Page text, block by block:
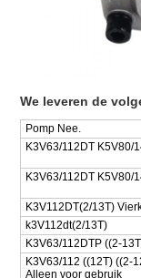
We leveren de
Pomp Nee.
K3V63/112DT K5V80/
K3V63/112DT K5V80/
K3V112DT(2/13T)
k3V112dt(2/13T)
K3V63/112DTP ((2-
K3V63/112 ((12T) ((2-
Alleen voor gebruik